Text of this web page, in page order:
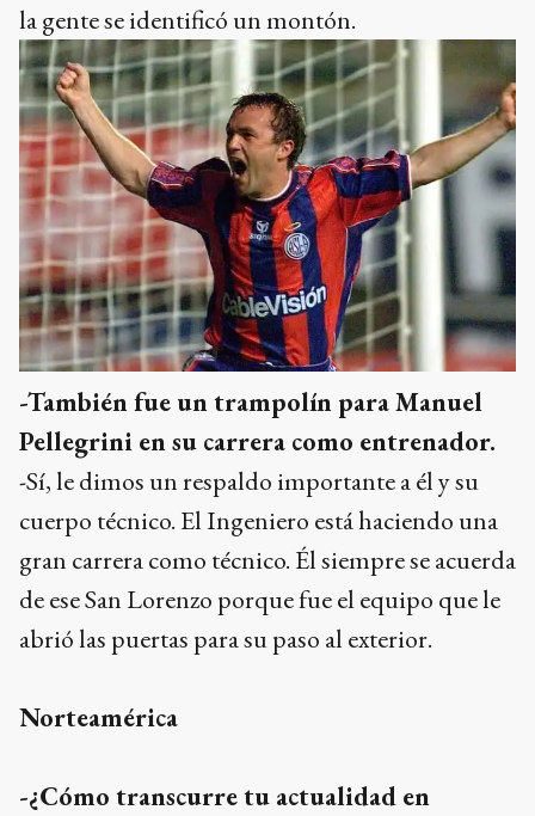
la gente se identificó un montón.
-También fue un trampolín para Manuel
Pellegrini en su carrera como entrenador.
-Sí, le dimos un respaldo importante a él y su
cuerpo técnico. El Ingeniero está haciendo una
gran carrera como técnico. Él siempre se acuerda
de ese San Lorenzo porque fue el equipo que le
abrió las puertas para su paso al exterior.
Norteamérica
-¿Cómo transcurre tu actualidad en